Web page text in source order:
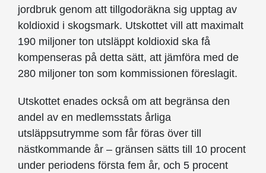
jordbruk genom att tillgodoräkna sig upptag av
koldioxid i skogsmark. Utskottet vill att maximalt
190 miljoner ton utsläppt koldioxid ska få
kompenseras på detta sätt, att jämföra med de
280 miljoner ton som kommissionen föreslagit.
Utskottet enades också om att begränsa den
andel av en medlemsstats årliga
utsläppsutrymme som får föras över till
nästkommande år – gränsen sätts till 10 procent
under periodens första fem år, och 5 procent